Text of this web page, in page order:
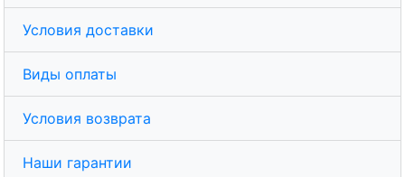
Условия доставки
Виды оплаты
Условия возврата
Наши гарантии